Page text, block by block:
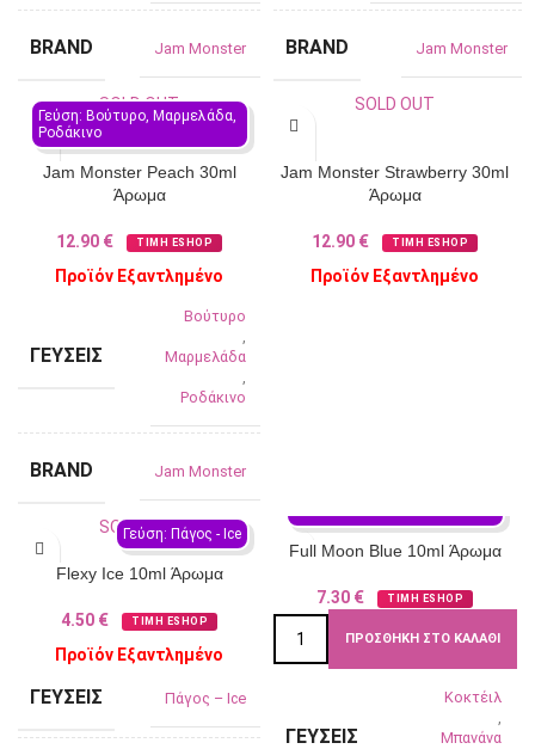
BRAND Jam Monster BRAND Jam Monster
Γεύση: Βούτυρο, Μαρμελάδα,
Ροδάκινο
SOLD OUT
Jam Monster Peach 30ml
Άρωμα
12.90 € ΤΙΜΗ ESHOP
Προϊόν Εξαντλημένο
ΓΕΎΣΕΙΣ
Βούτυρο
,
Μαρμελάδα
,
Ροδάκινο
BRAND Jam Monster
SOLD OUT
Jam Monster Strawberry 30ml
Άρωμα
12.90 € ΤΙΜΗ ESHOP
Προϊόν Εξαντλημένο
Γεύση: Πάγος - Ιce
SOLD OUT
Flexy Ice 10ml Άρωμα
4.50 € ΤΙΜΗ ESHOP
Προϊόν Εξαντλημένο
ΓΕΎΣΕΙΣ Πάγος – Ιce
Full Moon Blue 10ml Άρωμα
7.30 € ΤΙΜΗ ESHOP
ΠΡΟΣΘΉΚΗ ΣΤΟ ΚΑΛΆΘΙ
ΓΕΎΣΕΙΣ
Κοκτέιλ
Μπανάνα